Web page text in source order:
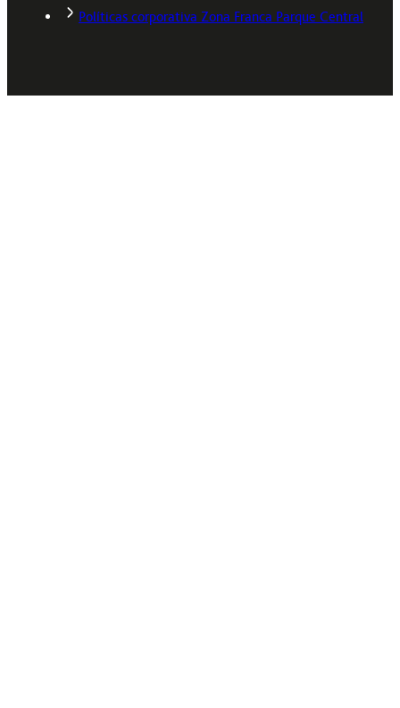
Políticas corporativa Zona Franca Parque Central